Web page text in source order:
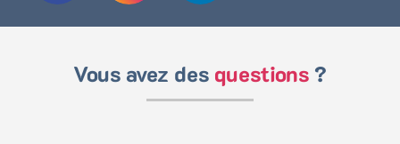
Vous avez des questions ?